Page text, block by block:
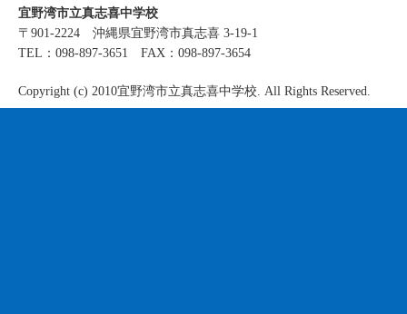
宜野湾市立真志喜中学校
〒901-2224 沖縄県宜野湾市真志喜 3-19-1
TEL：098-897-3651 FAX：098-897-3654
Copyright (c) 2010宜野湾市立真志喜中学校. All Rights Reserved.